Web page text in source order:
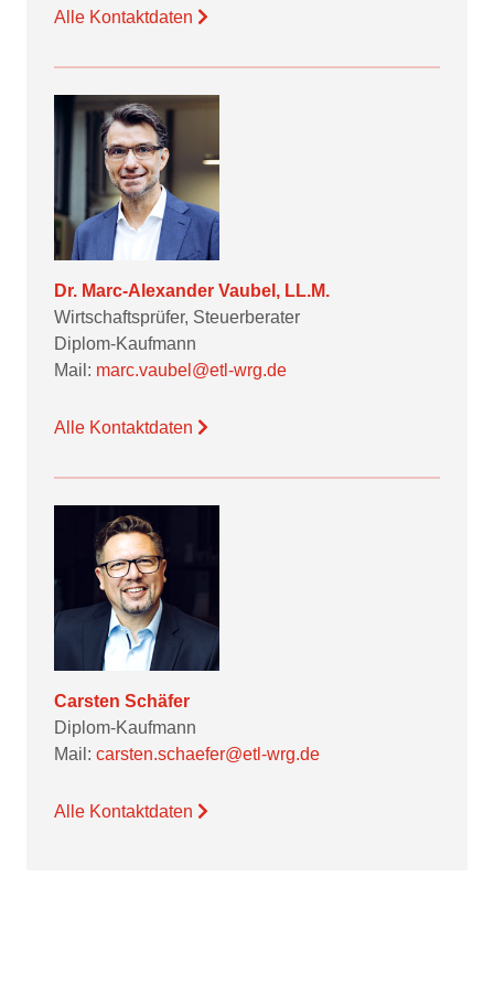
Alle Kontaktdaten
Dr. Marc-Alexander Vaubel, LL.M.
Wirtschaftsprüfer, Steuerberater
Diplom-Kaufmann
Mail: marc.vaubel@etl-wrg.de
Alle Kontaktdaten
Carsten Schäfer
Diplom-Kaufmann
Mail: carsten.schaefer@etl-wrg.de
Alle Kontaktdaten